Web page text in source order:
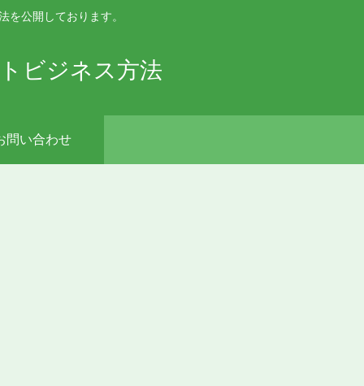
公開しております。
ビジネス方法
問い合わせ